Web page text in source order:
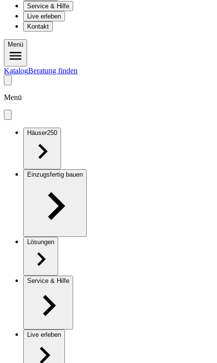
Service & Hilfe
Live erleben
Kontakt
Menü
KatalogBeratung finden
Menü
Häuser250
Einzugsfertig bauen
Lösungen
Service & Hilfe
Live erleben